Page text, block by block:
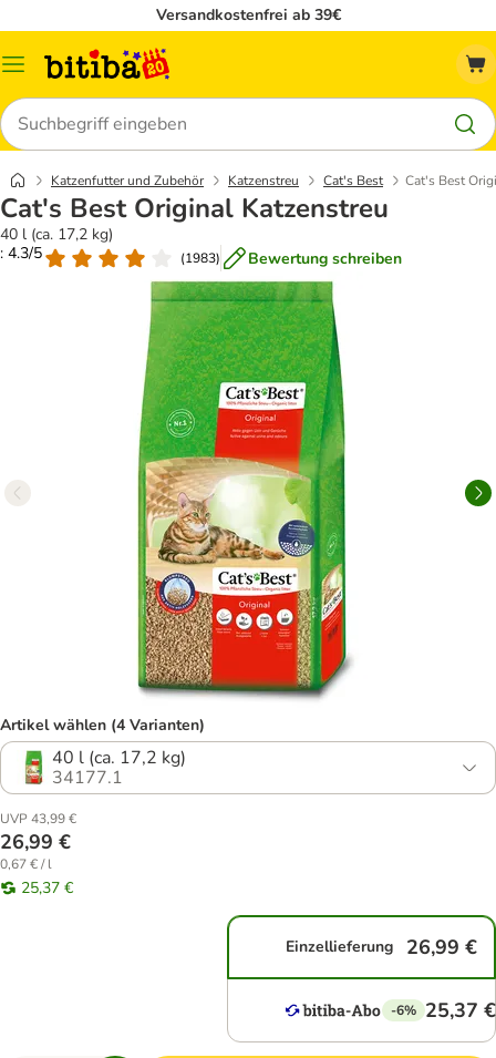
Versandkostenfrei ab 39€
Menü
Suchen
Katzenfutter und Zubehör Katzenstreu Cat's Best Cat's Best
Cat's Best Original Katzenstreu
40 l (ca. 17,2 kg)
: 4.3/5
(1983) Bewertung schreiben
Artikel wählen (4 Varianten)
40 l (ca. 17,2 kg)
34177.1
UVP 43,99 €
26,99 €
0,67 € / l
25,37 €
Einzellieferung 26,99 €
-6% 25,37 €